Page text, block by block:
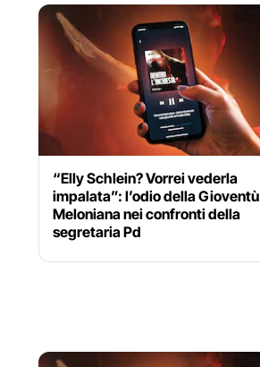
“Elly Schlein? Vorrei vederla
impalata”: l’odio della Gioventù
Meloniana nei confronti della
segretaria Pd